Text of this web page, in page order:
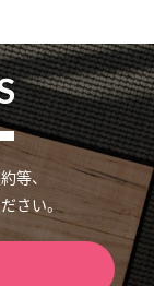
等、
さい。